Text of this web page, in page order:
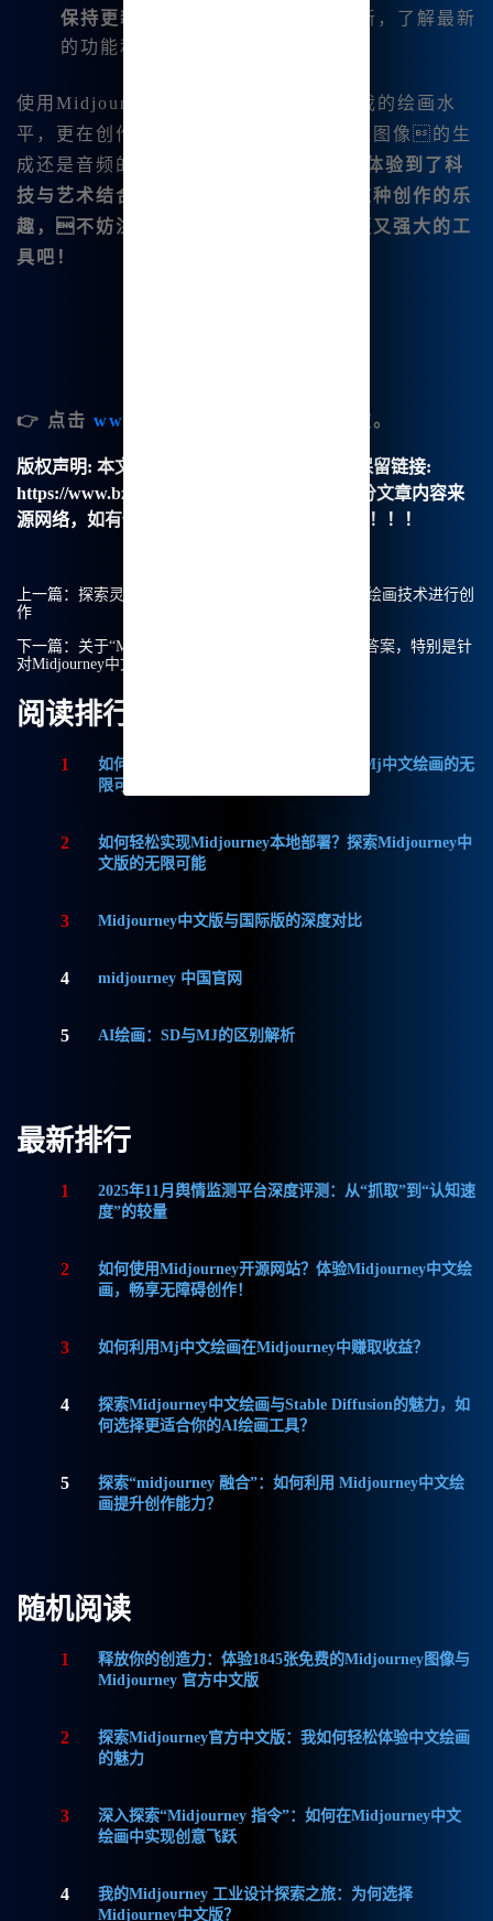
保持更新
：定期查看平台发布的更新，了解最新
的功能和使用方法。
使用 Midjourney中文版，我不仅提升了我的绘画水
平，更在创作过程中找到了乐趣。不论是图像的生
成还是音频的创作，
Midjourney都让我体验到了科
技与艺术结合的美妙。如果你也想体验这种创作的乐
趣，不妨注册一个账号，试试这个方便又强大的工
具吧！
👉 点击 www.bzu.cn 开启你的创作之旅。
版权声明: 本文由【B族智能】原创，转载请保留链接:
https://www.bzu.cn/news/show/8947.html，部分文章内容来
源网络，如有侵权请联系我们删除处理。谢谢！！！
上一篇： 探索灵感的各个角落：使用Midjourney全身绘画技术进行创
作
下一篇： 关于“Midjourney要收费吗？”的深度剖析与答案，特别是针
对Midjourney中文绘画
阅读排行
1
如何获取Midjourney破解版免费？探索Mj中文绘画的无
限可能
2
如何轻松实现Midjourney本地部署？探索Midjourney中
文版的无限可能
3 Midjourney中文版与国际版的深度对比
4 midjourney 中国官网
5 AI绘画：SD与MJ的区别解析
最新排行
1
2025年11月舆情监测平台深度评测：从“抓取”到“认知速
度”的较量
2
如何使用Midjourney开源网站？体验Midjourney中文绘
画，畅享无障碍创作！
3 如何利用Mj中文绘画在Midjourney中赚取收益？
4
探索Midjourney中文绘画与Stable Diffusion的魅力，如
何选择更适合你的AI绘画工具？
5
探索“midjourney 融合”：如何利用 Midjourney中文绘
画提升创作能力？
随机阅读
1
释放你的创造力：体验1845张免费的Midjourney图像与
Midjourney 官方中文版
2
探索Midjourney官方中文版：我如何轻松体验中文绘画
的魅力
3
深入探索“Midjourney 指令”：如何在Midjourney中文
绘画中实现创意飞跃
4
我的Midjourney 工业设计探索之旅：为何选择
Midjourney中文版？